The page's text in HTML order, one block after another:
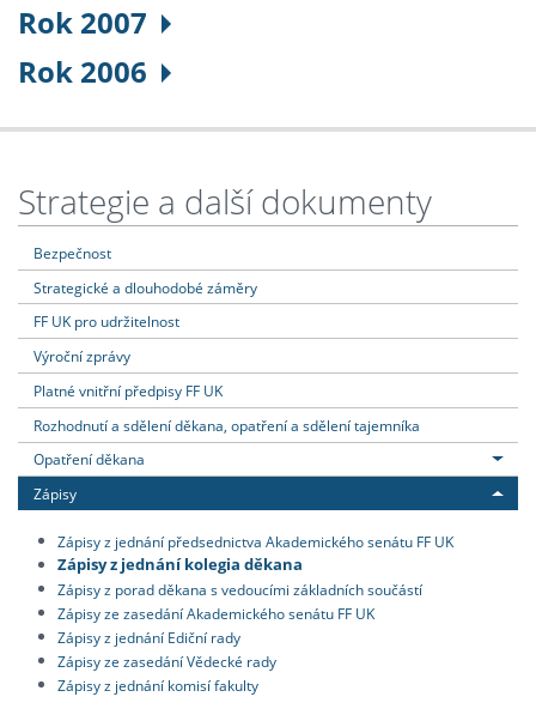
Rok 2007
Rok 2006
Strategie a další dokumenty
Bezpečnost
Strategické a dlouhodobé záměry
FF UK pro udržitelnost
Výroční zprávy
Platné vnitřní předpisy FF UK
Rozhodnutí a sdělení děkana, opatření a sdělení tajemníka
Opatření děkana
Zápisy
Zápisy z jednání předsednictva Akademického senátu FF UK
Zápisy z jednání kolegia děkana
Zápisy z porad děkana s vedoucími základních součástí
Zápisy ze zasedání Akademického senátu FF UK
Zápisy z jednání Ediční rady
Zápisy ze zasedání Vědecké rady
Zápisy z jednání komisí fakulty